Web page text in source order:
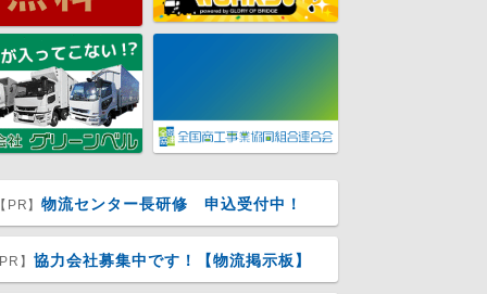
PR】物流センター長研修 申込受付中！
】 協力会社募集中です！【物流掲示板】